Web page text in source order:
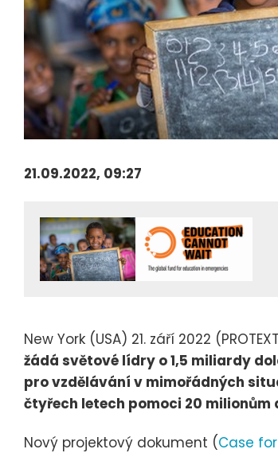
21.09.2022, 09:27
New York (USA) 21. září 2022
žádá světové lídry o 1,5 miliardy
pro vzdělávání v mimořádných
čtyřech letech pomoci 20 milionům
Nový projektový dokument (Case